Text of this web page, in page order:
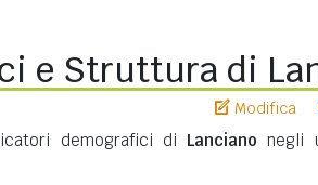
e Struttura di
Modifica
demografici di Lanciano negli